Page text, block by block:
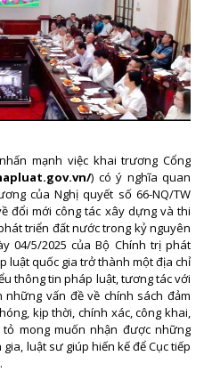
mạnh việc khai trương Cổng
) có ý nghĩa quan
của Nghị quyết số 66-NQ/TW
đổi mới công tác xây dựng và thi
triển đất nước trong kỷ nguyên
04/5/2025 của Bộ Chính trị phát
luật quốc gia trở thành một địa chỉ
thông tin pháp luật, tương tác với
vấn đề về chính sách đảm
kịp thời, chính xác, công khai,
tỏ mong muốn nhận được những
luật sư giúp hiến kế để Cục tiếp